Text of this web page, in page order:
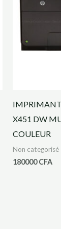
X451 DW
COULEUR
Non categorisé
180000CFA